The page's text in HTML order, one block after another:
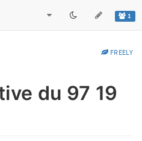
1
FREELY
du 97 19